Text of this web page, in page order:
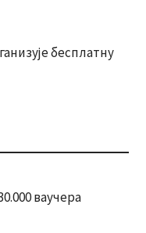
бесплатну
ваучера